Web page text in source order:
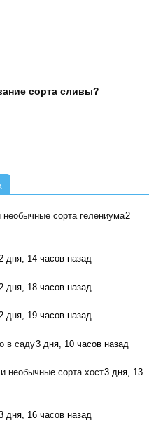
сорта сливы?
необычные сорта гелениума2
дня, 14 часов назад
2 дня, 18 часов назад
дня, 19 часов назад
в саду3 дня, 10 часов назад
необычные сорта хост3 дня, 13
дня, 16 часов назад